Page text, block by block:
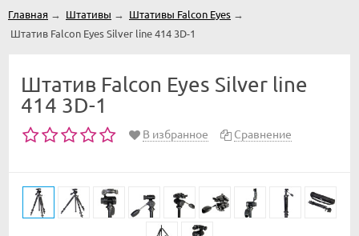
Главная → Штативы → Штативы Falcon Eyes →
Штатив Falcon Eyes Silver line 414 3D-1
Штатив Falcon Eyes Silver line
414 3D-1
В избранное Сравнение